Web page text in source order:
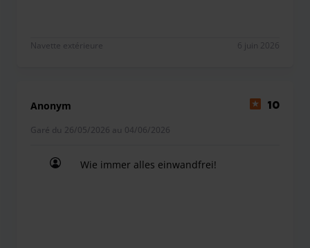
Navette extérieure 6 juin 2026
Anonym 10
Garé du 26/05/2026 au 04/06/2026
Wie immer alles einwandfrei!